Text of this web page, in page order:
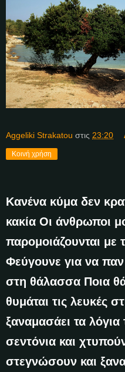
Aggeliki Strakatou στις 23:20
Κοινή χρήση
Κανένα κύμα δεν
κακία Οι άνθρωποι
παρομοιάζουνται με
Φεύγουνε για να
στη θάλασσα Ποια
θυμάται τις λευκές
ξαναμασάει τα
σεντόνια και
στεγνώσουν και